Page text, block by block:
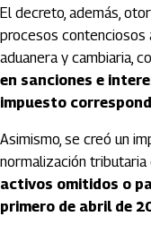
El decreto, además,
procesos contenciosos
aduanera y cambiaria,
en sanciones e
impuesto
Asimismo, se creó un
normalización
activos omitidos o
primero de abril de